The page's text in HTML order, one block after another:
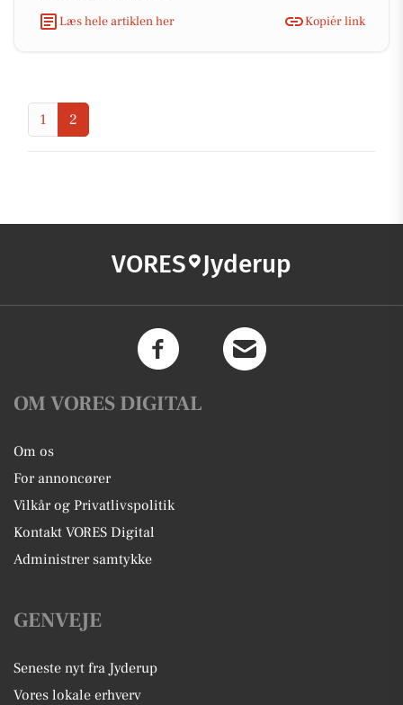
Læs hele artiklen her
Kopiér link
1 2
VORES Jyderup
OM VORES DIGITAL
Om os
For annoncører
Vilkår og Privatlivspolitik
Kontakt VORES Digital
Administrer samtykke
GENVEJE
Seneste nyt fra Jyderup
Vores lokale erhverv